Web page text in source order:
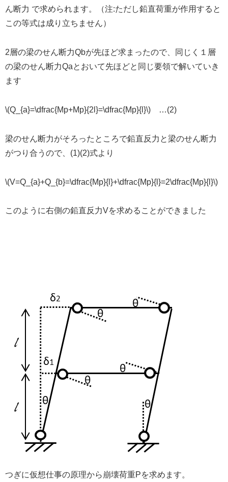
ん断力 で求められます。（注:ただし鉛直荷重が作用すると
この等式は成り立ちません）
2層の梁のせん断力Qbが先ほど求まったので、同じく１層
の梁のせん断力Qaとおいて先ほどと同じ要領で解いていき
ます
\(Q_{a}=\dfrac{Mp+Mp}{2l}=\dfrac{Mp}{l}\) …(2)
梁のせん断力がそろったところで鉛直反力と梁のせん断力
がつり合うので、(1)(2)式より
\(V=Q_{a}+Q_{b}=\dfrac{Mp}{l}+\dfrac{Mp}{l}=2\dfrac{Mp}{l}\)
このように右側の鉛直反力Vを求めることができました
つぎに仮想仕事の原理から崩壊荷重Pを求めます。